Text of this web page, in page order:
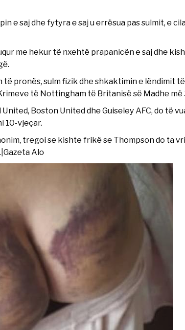
e saj dhe fytyra e saj u errësua pas sulmit, e
me hekur të nxehtë prapanicën e saj dhe
pronës, sulm fizik dhe shkaktimin e lëndimit
të Nottingham të Britanisë së Madhe
Boston United dhe Guiseley AFC, do të
10-vjeçar.
tregoi se kishte frikë se Thompson do ta
Alo